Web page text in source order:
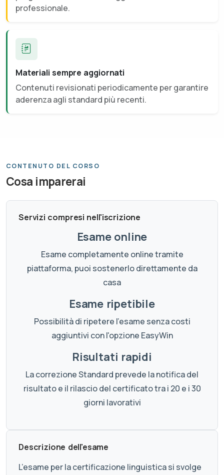
professionale.
Materiali sempre aggiornati
Contenuti revisionati periodicamente per garantire
aderenza agli standard più recenti.
CONTENUTO DEL CORSO
Cosa imparerai
Servizi compresi nell'iscrizione
Esame online
Esame completamente online tramite
piattaforma, puoi sostenerlo direttamente da
casa
Esame ripetibile
Possibilità di ripetere l'esame senza costi
aggiuntivi con l'opzione EasyWin
Risultati rapidi
La correzione Standard prevede la notifica del
risultato e il rilascio del certificato tra i 20 e i 30
giorni lavorativi
Descrizione dell'esame
L’esame per la certificazione linguistica si svolge